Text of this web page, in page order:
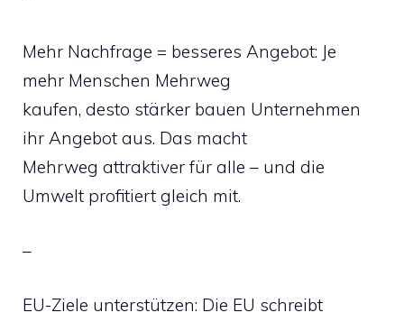
Mehr Nachfrage = besseres Angebot: Je
mehr Menschen Mehrweg
kaufen, desto stärker bauen Unternehmen
ihr Angebot aus. Das macht
Mehrweg attraktiver für alle – und die
Umwelt profitiert gleich mit.
–
EU-Ziele unterstützen: Die EU schreibt